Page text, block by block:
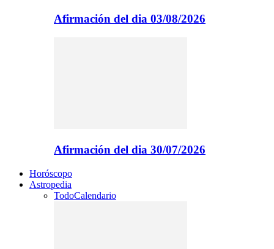
Afirmación del dia 03/08/2026
Afirmación del dia 30/07/2026
Horóscopo
Astropedia
TodoCalendario